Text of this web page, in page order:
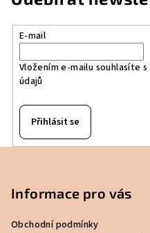
E-mail
Vložením e-mailu souhlasíte s
údajů
Přihlásit se
Informace pro vás
Obchodní podmínky